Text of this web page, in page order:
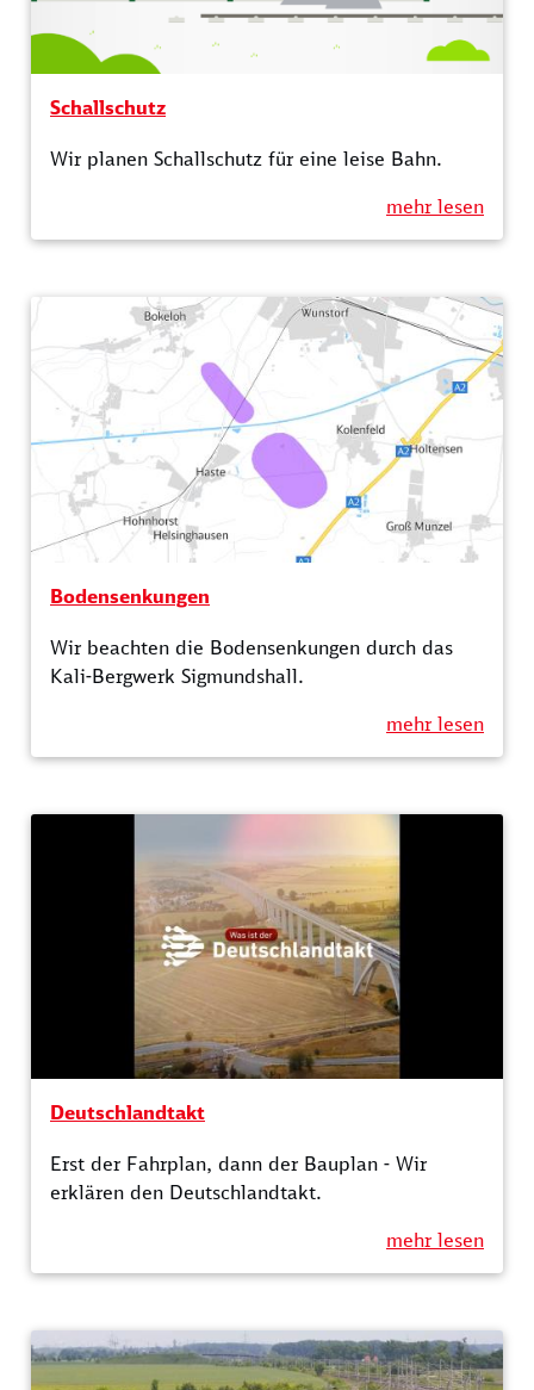
Schallschutz
Wir planen Schallschutz für eine leise Bahn.
mehr lesen
Bodensenkungen
Wir beachten die Bodensenkungen durch das
Kali-Bergwerk Sigmundshall.
mehr lesen
Deutschlandtakt
Erst der Fahrplan, dann der Bauplan - Wir
erklären den Deutschlandtakt.
mehr lesen